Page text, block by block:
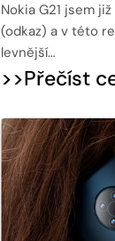
Nokia G21 jsem
(odkaz) a v této
levnější…
>>Přečíst